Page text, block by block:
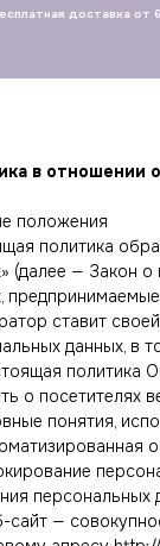
доставка от 6000
в отношении
положения
политика
(далее — Закон
ставит
данных, в
политика
о посетителях
понятия,
персональных
сайт —